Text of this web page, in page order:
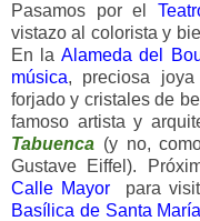
Pasamos por el
vistazo al colorista y
En la Alameda del
música, preciosa
forjado y cristales de
famoso artista y
Tabuenca (y no,
Gustave Eiffel).
Calle Mayor para
Basílica de Santa María